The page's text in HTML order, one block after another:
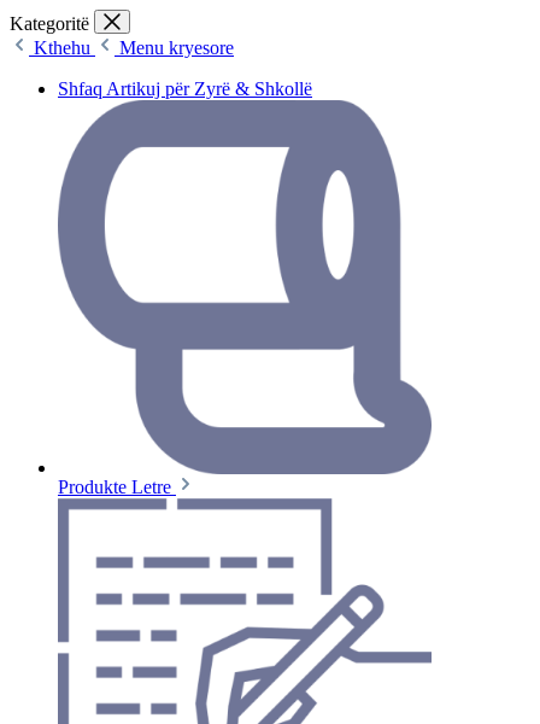
Kategoritë
Kthehu
Menu kryesore
Shfaq Artikuj për Zyrë & Shkollë
Produkte Letre